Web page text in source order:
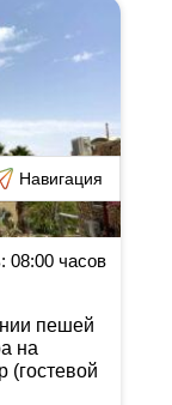
Навигация
: 08:00часов
пешей
на
(гостевой